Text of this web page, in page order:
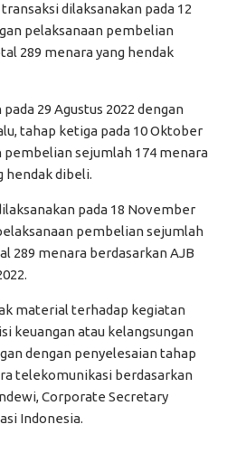
dilaksanakan pada 12
pelaksanaan pembelian
289 menara yang hendak
29 Agustus 2022 dengan
tahap ketiga pada 10 Oktober
pembelian sejumlah 174 menara
hendak dibeli.
pada 18 November
pembelian sejumlah
289 menara berdasarkan AJB
material terhadap kegiatan
keuangan atau kelangsungan
dengan penyelesaian tahap
telekomunikasi berdasarkan
Corporate Secretary
Indonesia.